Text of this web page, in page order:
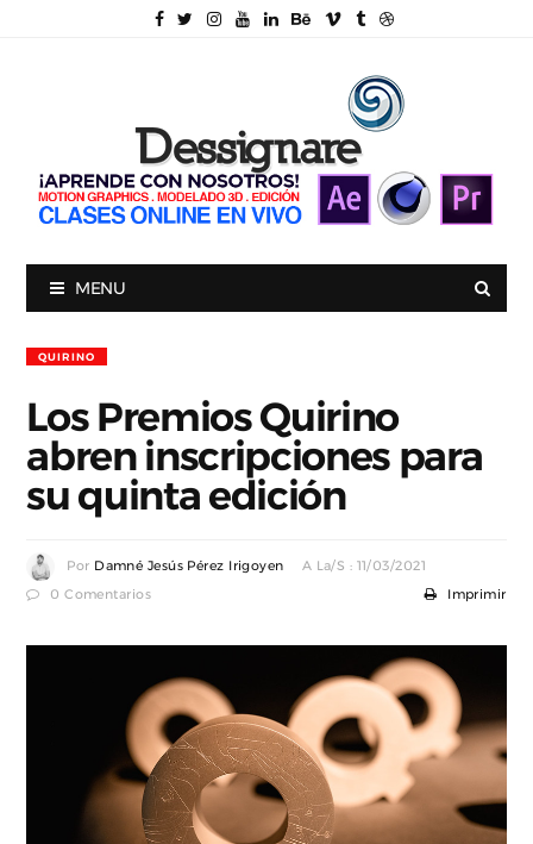
MENU
QUIRINO
Los Premios Quirino
abren inscripciones para
su quinta edición
Por Damné Jesús Pérez Irigoyen A La/s : 11/03/2021
0 Comentarios Imprimir